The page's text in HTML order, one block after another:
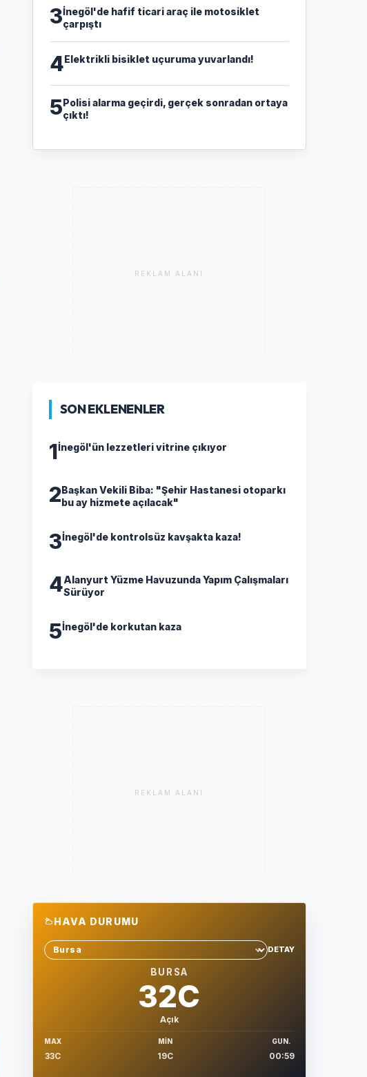
3İnegöl'de hafif ticari araç ile motosiklet
çarpıştı
4Elektrikli bisiklet uçuruma yuvarlandı!
5Polisi alarma geçirdi, gerçek sonradan ortaya
çıktı!
REKLAM ALANI
SON EKLENENLER
1İnegöl'ün lezzetleri vitrine çıkıyor
2Başkan Vekili Biba: "Şehir Hastanesi otoparkı
bu ay hizmete açılacak"
3İnegöl'de kontrolsüz kavşakta kaza!
4Alanyurt Yüzme Havuzunda Yapım Çalışmaları
Sürüyor
5İnegöl'de korkutan kaza
REKLAM ALANI
HAVA DURUMU
Sehir sec
DETAY
BURSA
32C
Açık
MAX
33C
MIN
19C
GUN.
00:59